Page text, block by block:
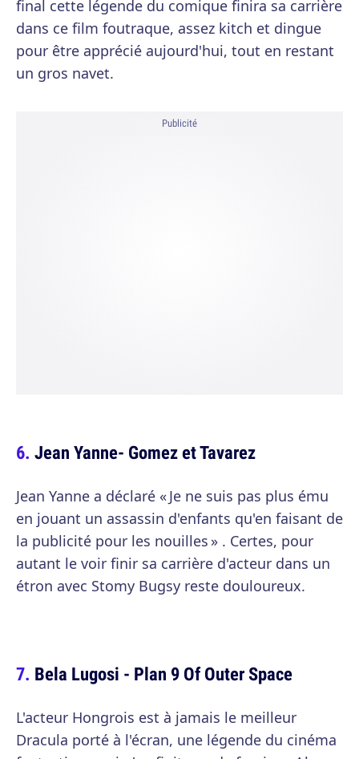
final cette légende du comique finira sa carrière
dans ce film foutraque, assez kitch et dingue
pour être apprécié aujourd'hui, tout en restant
un gros navet.
Publicité
Jean Yanne- Gomez et Tavarez
Jean Yanne a déclaré « Je ne suis pas plus ému
en jouant un assassin d'enfants qu'en faisant de
la publicité pour les nouilles » . Certes, pour
autant le voir finir sa carrière d'acteur dans un
étron avec Stomy Bugsy reste douloureux.
Bela Lugosi - Plan 9 Of Outer Space
L'acteur Hongrois est à jamais le meilleur
Dracula porté à l'écran, une légende du cinéma